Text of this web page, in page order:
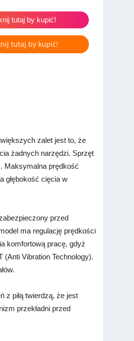
tutaj by kupić!
tutaj by kupić!
zalet jest to, że
żadnych narzędzi. Sprzęt
Maksymalna prędkość
głębokość cięcia w
przed
ma regulację prędkości
komfortową pracę, gdyż
(Anti Vibration Technology).
z piłą twierdzą, że jest
przekładni przed